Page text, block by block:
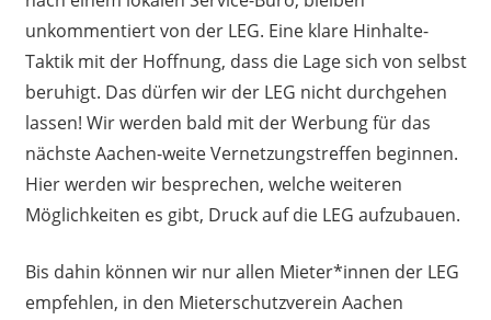
unkommentiert von der LEG. Eine klare Hinhalte-
Taktik mit der Hoffnung, dass die Lage sich von selbst
beruhigt. Das dürfen wir der LEG nicht durchgehen
lassen! Wir werden bald mit der Werbung für das
nächste Aachen-weite Vernetzungstreffen beginnen.
Hier werden wir besprechen, welche weiteren
Möglichkeiten es gibt, Druck auf die LEG aufzubauen.
Bis dahin können wir nur allen Mieter*innen der LEG
empfehlen, in den Mieterschutzverein Aachen